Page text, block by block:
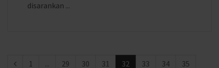
disarankan ...
1 ... 29 30 31 32 33 34
35